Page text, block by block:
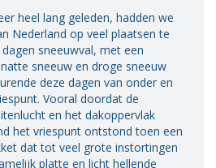
heel lang geleden, hadden we
Nederland op veel plaatsen te
sneeuwval, met een
sneeuw en droge sneeuw
deze dagen van onder en
Vooral doordat de
en het dakoppervlak
het vriespunt ontstond toen een
dat tot veel grote instortingen
platte en licht hellende